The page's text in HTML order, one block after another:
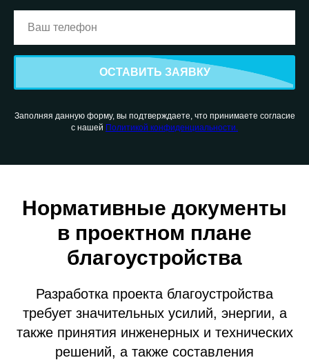
ОСТАВИТЬ ЗАЯВКУ
Заполняя данную форму, вы подтверждаете, что принимаете согласие
с нашей Политикой конфиденциальности.
Нормативные документы
в проектном плане
благоустройства
Разработка проекта благоустройства
требует значительных усилий, энергии, а
также принятия инженерных и технических
решений, а также составления